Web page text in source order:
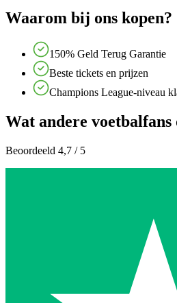
Waarom bij ons kopen?
150% Geld Terug Garantie
Beste tickets en prijzen
Champions League-niveau
Wat andere voetbalfans
Beoordeeld 4,7 / 5